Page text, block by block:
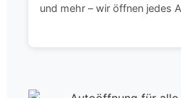
und mehr – wir öffnen jedes